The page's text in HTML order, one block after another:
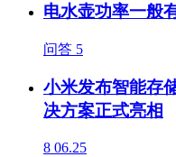
电水壶功率一般
问答 5
小米发布智能存
决方案正式亮相
8 06.25